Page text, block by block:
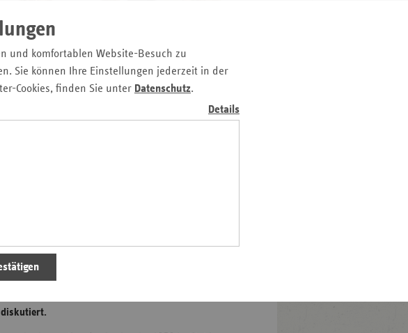
und komfortablen Website-Besuch zu
Sie können Ihre Einstellungen jederzeit in der
Cookies, finden Sie unter Datenschutz.
Details
Sachsen
Sachsen-
Schleswig-
Dr. Markus Müschenich, Bundesverband
Ideen fördern, die zur Verbesserung der
Doch welche Projekte sollen gefördert, nach
Auf dem Zukunftsforum des Verbandes
diskutiert.